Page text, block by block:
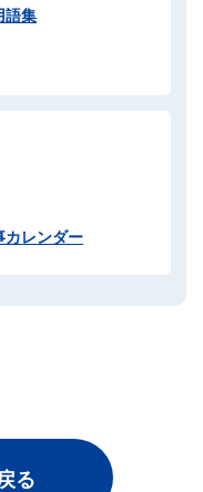
語集
カレンダー
る